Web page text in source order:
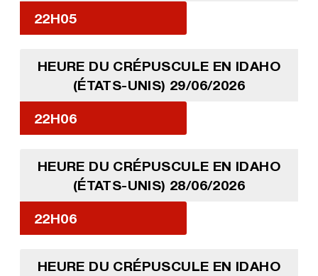
22H05
HEURE DU CRÉPUSCULE EN IDAHO
(ÉTATS-UNIS) 29/06/2026
22H06
HEURE DU CRÉPUSCULE EN IDAHO
(ÉTATS-UNIS) 28/06/2026
22H06
HEURE DU CRÉPUSCULE EN IDAHO